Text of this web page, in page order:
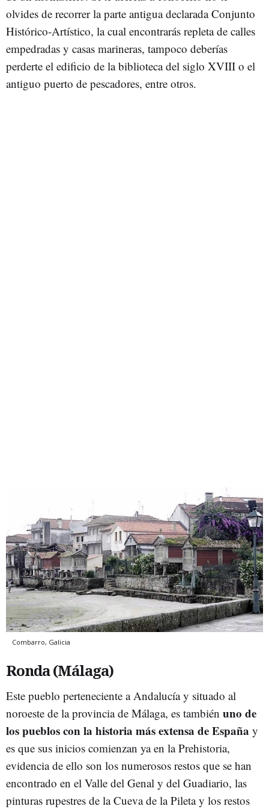
olvides de recorrer la parte antigua declarada Conjunto
Histórico-Artístico, la cual encontrarás repleta de calles
empedradas y casas marineras, tampoco deberías
perderte el edificio de la biblioteca del siglo XVIII o el
antiguo puerto de pescadores, entre otros.
Combarro, Galicia
Ronda (Málaga)
Este pueblo perteneciente a Andalucía y situado al
noroeste de la provincia de Málaga, es también uno de
los pueblos con la historia más extensa de España y
es que sus inicios comienzan ya en la Prehistoria,
evidencia de ello son los numerosos restos que se han
encontrado en el Valle del Genal y del Guadiario, las
pinturas rupestres de la Cueva de la Pileta y los restos